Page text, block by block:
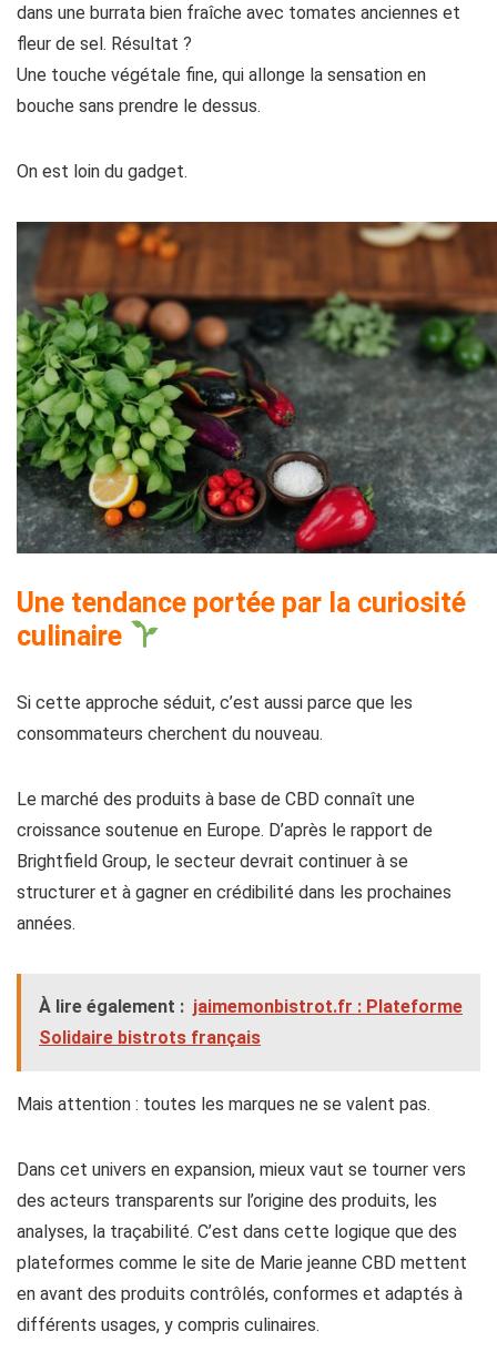
dans une burrata bien fraîche avec tomates anciennes et
fleur de sel. Résultat ?
Une touche végétale fine, qui allonge la sensation en
bouche sans prendre le dessus.
On est loin du gadget.
Une tendance portée par la curiosité
culinaire
Si cette approche séduit, c’est aussi parce que les
consommateurs cherchent du nouveau.
Le marché des produits à base de CBD connaît une
croissance soutenue en Europe. D’après le rapport de
Brightfield Group, le secteur devrait continuer à se
structurer et à gagner en crédibilité dans les prochaines
années.
À lire également : jaimemonbistrot.fr : Plateforme
Solidaire bistrots français
Mais attention : toutes les marques ne se valent pas.
Dans cet univers en expansion, mieux vaut se tourner vers
des acteurs transparents sur l’origine des produits, les
analyses, la traçabilité. C’est dans cette logique que des
plateformes comme le site de Marie jeanne CBD mettent
en avant des produits contrôlés, conformes et adaptés à
différents usages, y compris culinaires.